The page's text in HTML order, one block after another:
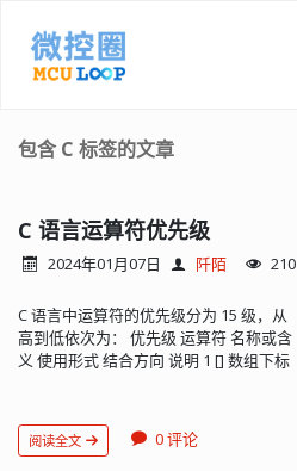
包含 C 标签的文章
C 语言运算符优先级
2024年01月07日 阡陌 210
C 语言中运算符的优先级分为 15 级，从
高到低依次为： 优先级 运算符 名称或含
义 使用形式 结合方向 说明 1 [] 数组下标
象） 对象.成员名 -> 成员选择（指针）
对象指针->成员名 2 - 负号运算符 -表达
阅读全文 0 评论